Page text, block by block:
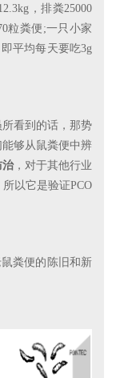
，排粪25000
粒粪便;一只小家
平均每天要吃3g
看到的话，那势
够从鼠粪便中辨
治，对于其他行业
以它是验证PCO
粪便的陈旧和新